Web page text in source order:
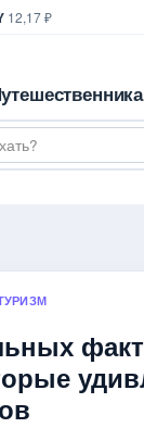
12,17 ₽